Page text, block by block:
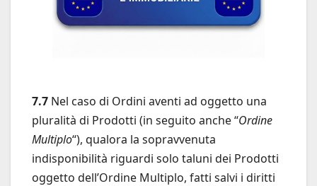
7.7 Nel caso di Ordini aventi ad oggetto una
pluralità di Prodotti (in seguito anche “Ordine
Multiplo“), qualora la sopravvenuta
indisponibilità riguardi solo taluni dei Prodotti
oggetto dell’Ordine Multiplo, fatti salvi i diritti